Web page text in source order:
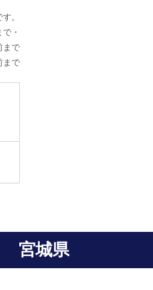
。
・
まで
まで
宮城県